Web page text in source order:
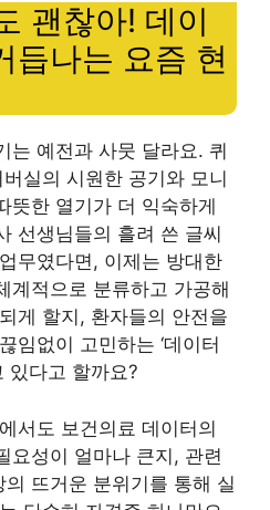
괜찮아! 데이
듭나는 요즘 현
는 예전과 사뭇 달라요. 퀴
실의 시원한 공기와 모니
뜻한 열기가 더 익숙하게
선생님들의 흘려 쓴 글씨
무였다면, 이제는 방대한
계적으로 분류하고 가공해
게 할지, 환자들의 안전을
임없이 고민하는 ‘데이터
있다고 할까요?
서도 보건의료 데이터의
요성이 얼마나 큰지, 관련
뜨거운 분위기를 통해 실